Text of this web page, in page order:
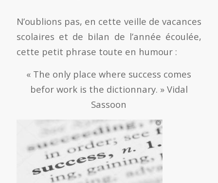
N’oublions pas, en cette veille de vacances
scolaires et de bilan de l’année écoulée,
cette petit phrase toute en humour :
« The only place where success comes
befor work is the dictionnary. » Vidal
Sassoon